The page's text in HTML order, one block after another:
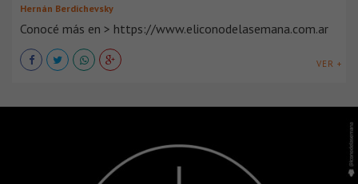
Hernán Berdichevsky
Conocé más en > https://www.eliconodelasemana.com.ar
VER +